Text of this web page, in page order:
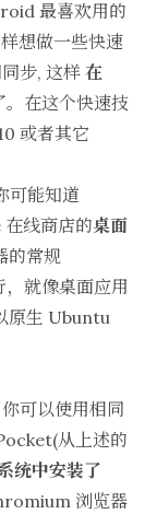
最喜欢用的
想做一些快速
步, 这样 在
。在这个快速技
或者其它
可能知道
线商店的桌面
的常规
就像桌面应用
原生 Ubuntu
可以使用相同
(从上述的
统中安装了
浏览器